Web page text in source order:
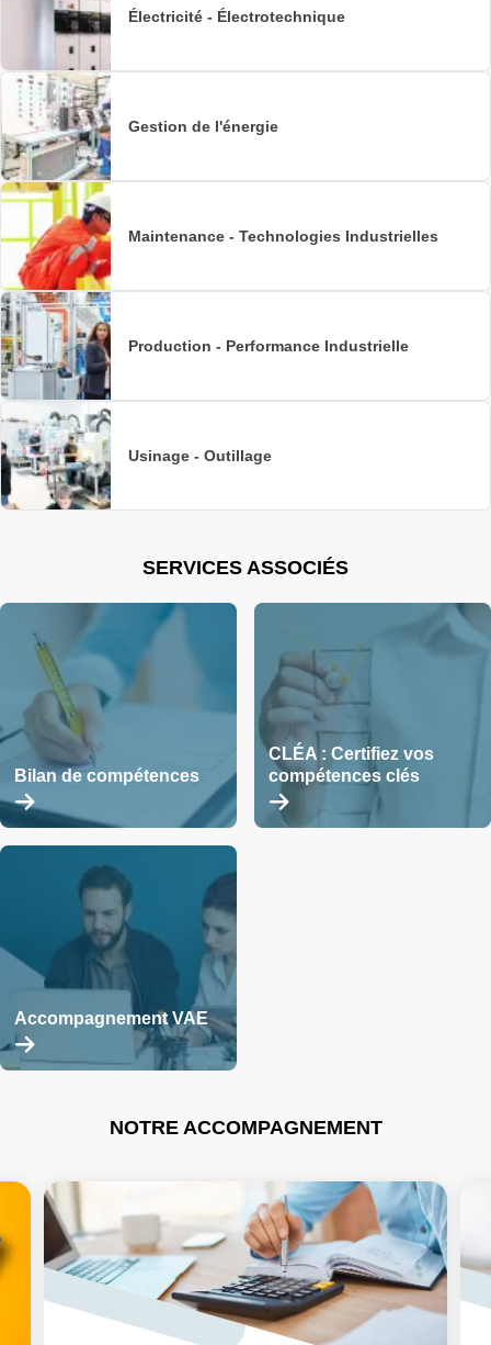
Électricité - Électrotechnique
Gestion de l'énergie
Maintenance - Technologies Industrielles
Production - Performance Industrielle
Usinage - Outillage
SERVICES ASSOCIÉS
Bilan de compétences
En
CLÉA : Certifiez vos
compétences clés
En
Accompagnement VAE
En
NOTRE ACCOMPAGNEMENT